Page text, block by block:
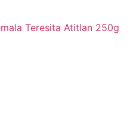
Teresita Atitlan 250g